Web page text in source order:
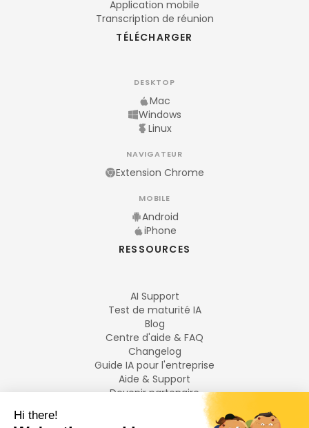
Application mobile
Transcription de réunion
TÉLÉCHARGER
DESKTOP
Mac
Windows
Linux
NAVIGATEUR
Extension Chrome
MOBILE
Android
iPhone
RESSOURCES
AI Support
Test de maturité IA
Blog
Centre d'aide & FAQ
Changelog
Guide IA pour l'entreprise
Aide & Support
Devenir partenaire
LANGUES